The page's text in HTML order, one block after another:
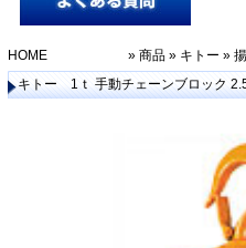
HOME »商品 » キトー »
キトー 1ｔ 手動チェーンブロック